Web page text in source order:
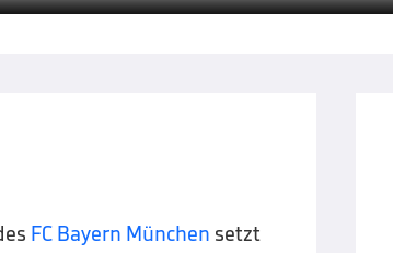
FC Bayern München setzt